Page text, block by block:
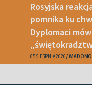
Rosyjska
pomnika ku
Dyplomaci
05 SIERPNIA 2026